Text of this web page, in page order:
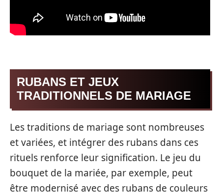
RUBANS ET JEUX
TRADITIONNELS DE MARIAGE
Les traditions de mariage sont nombreuses
et variées, et intégrer des rubans dans ces
rituels renforce leur signification. Le jeu du
bouquet de la mariée, par exemple, peut
être modernisé avec des rubans de couleurs